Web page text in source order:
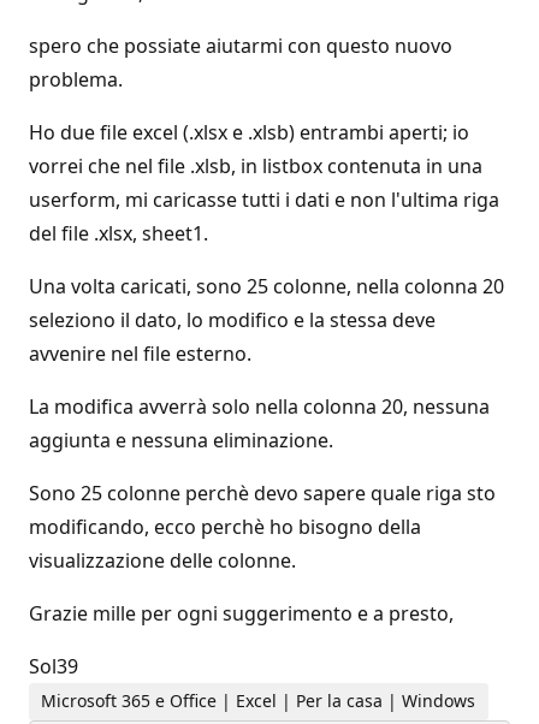
spero che possiate aiutarmi con questo nuovo
problema.
Ho due file excel (.xlsx e .xlsb) entrambi aperti; io
vorrei che nel file .xlsb, in listbox contenuta in una
userform, mi caricasse tutti i dati e non l'ultima riga
del file .xlsx, sheet1.
Una volta caricati, sono 25 colonne, nella colonna 20
seleziono il dato, lo modifico e la stessa deve
avvenire nel file esterno.
La modifica avverrà solo nella colonna 20, nessuna
aggiunta e nessuna eliminazione.
Sono 25 colonne perchè devo sapere quale riga sto
modificando, ecco perchè ho bisogno della
visualizzazione delle colonne.
Grazie mille per ogni suggerimento e a presto,
Sol39
Microsoft 365 e Office | Excel | Per la casa | Windows